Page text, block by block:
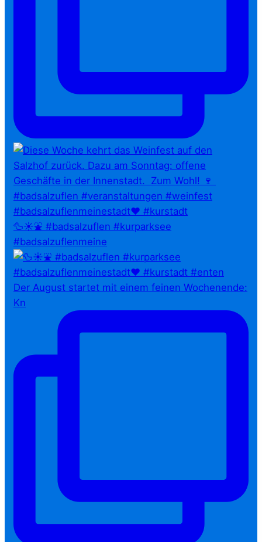
🦆☀️⛲ #badsalzuflen #kurparksee
#badsalzuflenmeine
Der August startet mit einem feinen Wochenende:
Kn